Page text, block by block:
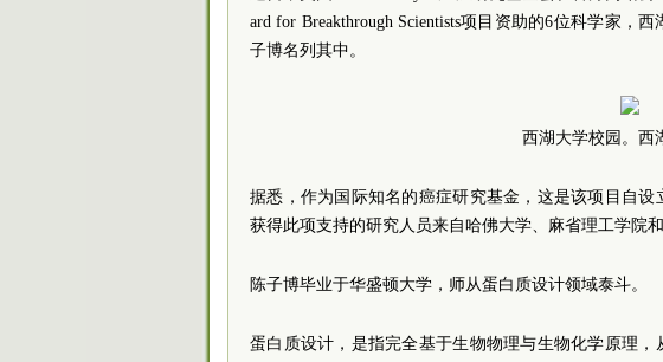
ard for Breakthrough Scientists项目资助的6位科学家，
子博名列其中。
西湖大学校园。西
据悉，作为国际知名的癌症研究基金，这是该项目自
获得此项支持的研究人员来自哈佛大学、麻省理工学院和
陈子博毕业于华盛顿大学，师从蛋白质设计领域泰斗。
蛋白质设计，是指完全基于生物物理与生物化学原理